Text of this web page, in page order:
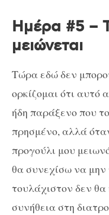
Ημέρα #5 –
μειώνεται
Τώρα εδώ δεν
ορκίζομαι ότι
ήδη παράξενο που
πρησμένο, αλλά
προγούλι μου
θα συνεχίσω να
τουλάχιστον δεν
συνήθεια στη